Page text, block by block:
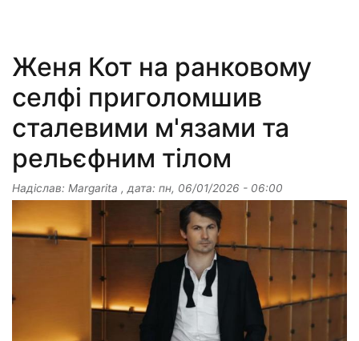
Женя Кот на ранковому
селфі приголомшив
сталевими м'язами та
рельєфним тілом
Надіслав: Margarita , дата: пн, 06/01/2026 - 06:00